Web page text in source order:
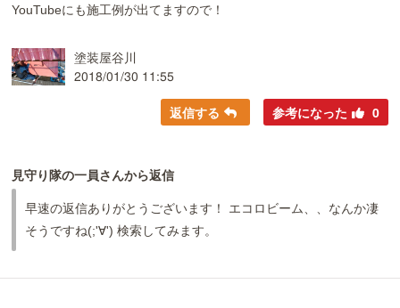
YouTubeにも施工例が出てますので！
塗装屋谷川
2018/01/30 11:55
返信する 参考になった 0
見守り隊の一員さんから返信
早速の返信ありがとうございます！ エコロビーム、、なんか凄
そうですね(;'∀') 検索してみます。